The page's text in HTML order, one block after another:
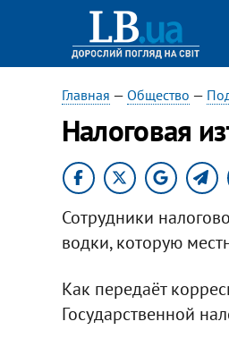
Главная — Общество —
Налоговая
Сотрудники
водки, которую
Как передаёт
Государственной